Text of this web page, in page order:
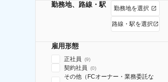
勤務地、路線・駅 勤務地を選択
路線・駅を選択
雇用形態
正社員 (9)
契約社員 (0)
その他（FCオーナー・業務委託な